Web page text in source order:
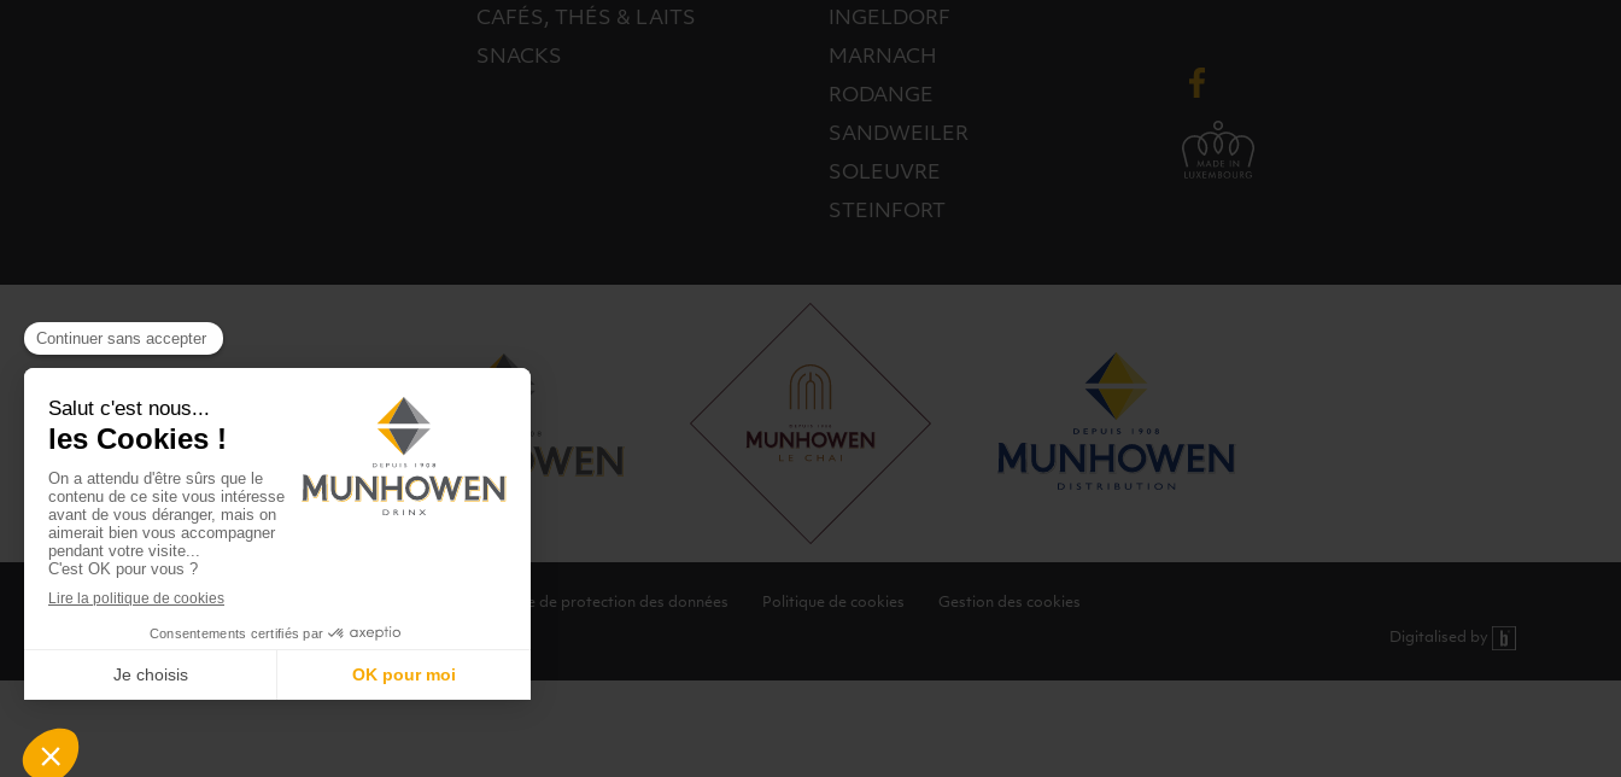
CAFÉS, THÉS & LAITS
SNACKS
INGELDORF
MARNACH
RODANGE
SANDWEILER
SOLEUVRE
STEINFORT
CGV CGU Club Drinx Politique de protection des données Politique de cookies Gestion des cookies
©2026 Munhowen Drinx / Tous droits réservés Digitalised by